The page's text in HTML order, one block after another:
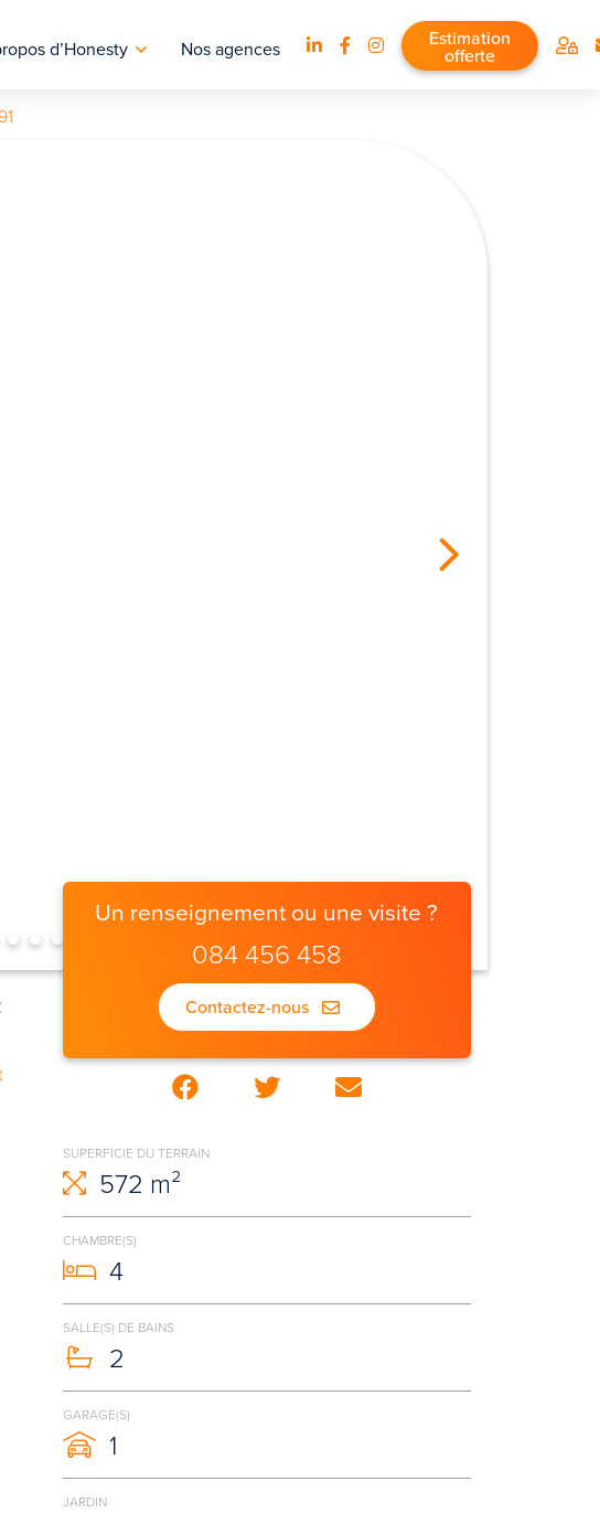
d’Honesty Nos agences Estimation
offerte
Un renseignement ou une visite ?
084 456 458
Contactez-nous
SUPERFICIE DU TERRAIN
572 m²
CHAMBRE(S)
4
SALLE(S) DE BAINS
2
GARAGE(S)
1
JARDIN